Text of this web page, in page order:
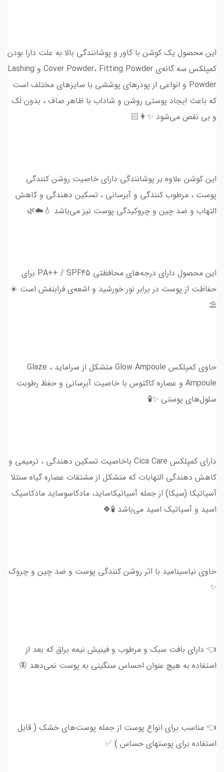
این محصول یک کوشن با کاور و پوشانندگی بالا به علت دارا بودن
کمپلکس سه گانه‌ی Cover Powder، Fitting Powder و Lashing
Powder و انواعی از پودرهای پوششی با سایز‌های مختلف است
که باعث ایجاد پوستی روشن و شاداب با ظاهر صاف ، بدون لَک
و بی نقص می‌شود ✨👩🏻
این کوشن علاوه بر پوشانندگی دارای خاصیت روشن کنندگی
پوست ، مرطوب کنندگی و آبرسانی ، تسکین دهندگی و کاهش
التهاب و ضد چین و چروکیدگی پوست نیز می‌باشد 💧☁️🌿
این محصول دارای درجه‌های محافظتی PA++ / SPF45 برای
حفاظت از پوست در برابر نور خورشید و اشعه‌ی فرابنفش است ☀️
⛱
حاوی کمپلکس Glow Ampoule متشکل از سراماید ، Glaze
Ampoule و عصاره کاکتوس با خاصیت آبرسانی و حفظ رطوبت
سلول‌های پوستی ✨🧪
دارای کمپلکس Cica Care باخاصیت تسکین دهندگی ، ترمیمی و
کاهش دهندگی التهابات که متشکل از مشتقات عصاره گیاه سنتلا
آسیاتیکا (سیکا) از جمله آسیاتیکاساید، مادکاسوساید مادکاسیک
اسید و آسیاتیک اسید می‌باشد 🧪🍀
حاوی نیاسینامید با اثر روشن کنندگی پوست و ضد چین و چروک
✨
👈 دارای بافت سبک و مرطوب و فینیش نیمه براق که بعد از
استفاده به هیچ عنوان احساس سنگینی به پوست نمی‌دهد 🦋
👈 مناسب برای انواع پوست از جمله پوست‌های خشک ( قابل
استفاده برای پوستهای حساس ) ✅